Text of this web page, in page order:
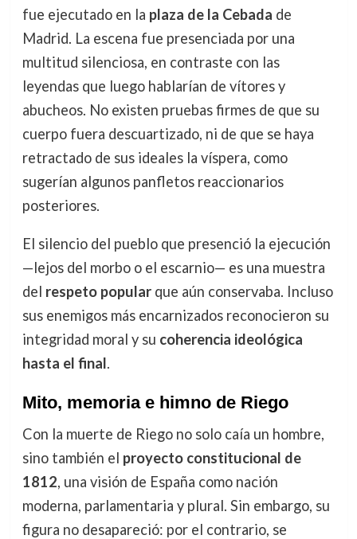
fue ejecutado en la plaza de la Cebada de
Madrid. La escena fue presenciada por una
multitud silenciosa, en contraste con las
leyendas que luego hablarían de vítores y
abucheos. No existen pruebas firmes de que su
cuerpo fuera descuartizado, ni de que se haya
retractado de sus ideales la víspera, como
sugerían algunos panfletos reaccionarios
posteriores.
El silencio del pueblo que presenció la ejecución
—lejos del morbo o el escarnio— es una muestra
del respeto popularque aún conservaba. Incluso
sus enemigos más encarnizados reconocieron su
integridad moral y su coherencia ideológica
hasta el final.
Mito, memoria e himno de Riego
Con la muerte de Riego no solo caía un hombre,
sino también el proyecto constitucional de
1812, una visión de España como nación
moderna, parlamentaria y plural. Sin embargo, su
figura no desapareció: por el contrario, se